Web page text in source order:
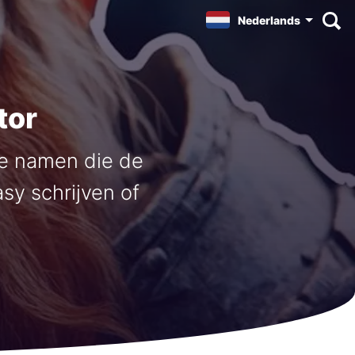
Nederlands
namen die de
schrijven of